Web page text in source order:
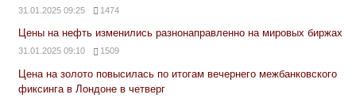
31.01.2025 09:25 1474
Цены на нефть изменились разнонаправленно на мировых биржах
31.01.2025 09:10 1509
Цена на золото повысилась по итогам вечернего межбанковского
фиксинга в Лондоне в четверг